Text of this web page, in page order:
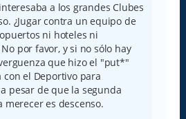
a los grandes Clubes
¿Jugar contra un equipo de
ni hoteles ni
por favor, y si no sólo hay
que hizo el "put*"
con el Deportivo para
pesar de que la segunda
merecer es descenso.